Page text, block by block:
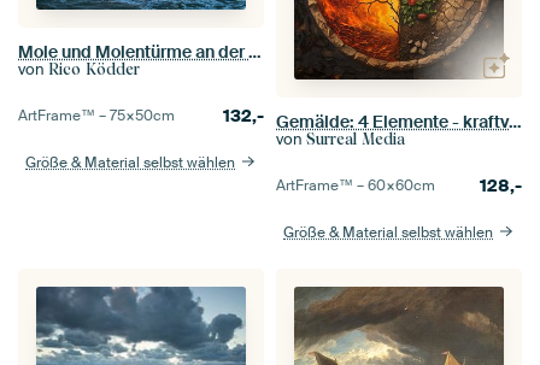
Mole und Molentürme an der Ostseeküste in Warnemünde.
von Rico Ködder
ArtFrame™ –75×50cm 132,-
Größe & Material selbst wählen
Gemälde: 4 Elemente - kraftvolle astrologische Symbolik
von Surreal Media
ArtFrame™ –60×60cm 128,-
Größe & Material selbst wählen